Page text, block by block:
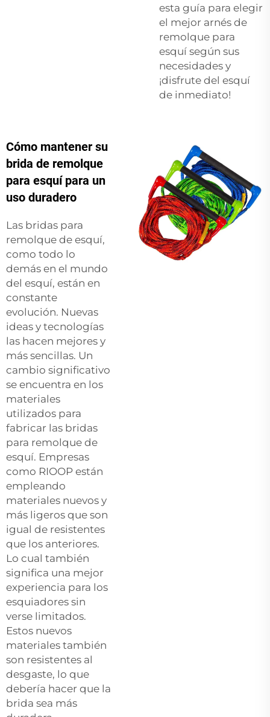
esta guía para elegir
el mejor arnés de
remolque para
esquí según sus
necesidades y
¡disfrute del esquí
de inmediato!
Cómo mantener su
brida de remolque
para esquí para un
uso duradero
Las bridas para
remolque de esquí,
como todo lo
demás en el mundo
del esquí, están en
constante
evolución. Nuevas
ideas y tecnologías
las hacen mejores y
más sencillas. Un
cambio significativo
se encuentra en los
materiales
utilizados para
fabricar las bridas
para remolque de
esquí. Empresas
como RIOOP están
empleando
materiales nuevos y
más ligeros que son
igual de resistentes
que los anteriores.
Lo cual también
significa una mejor
experiencia para los
esquiadores sin
verse limitados.
Estos nuevos
materiales también
son resistentes al
desgaste, lo que
debería hacer que la
brida sea más